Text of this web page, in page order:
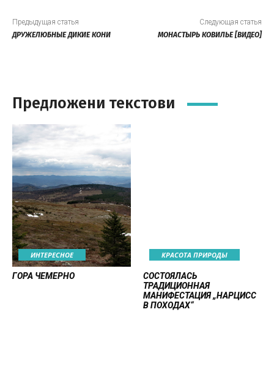
Предыдущая статья
ДРУЖЕЛЮБНЫЕ ДИКИЕ КОНИ
Следующая статья
МОНАСТЫРЬ КОВИЛЬЕ [ВИДЕО]
Предложени текстови
ИНТЕРЕСНОЕ
ГОРА ЧЕМЕРНО
КРАСОТА ПРИРОДЫ
СОСТОЯЛАСЬ
ТРАДИЦИОННАЯ
МАНИФЕСТАЦИЯ „НАРЦИСС
В ПОХОДАХ“